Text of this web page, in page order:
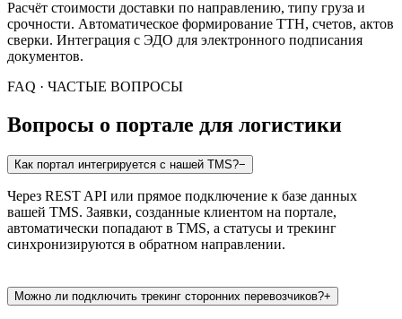
Расчёт стоимости доставки по направлению, типу груза и
срочности. Автоматическое формирование ТТН, счетов, актов
сверки. Интеграция с ЭДО для электронного подписания
документов.
FAQ · ЧАСТЫЕ ВОПРОСЫ
Вопросы о портале для логистики
Как портал интегрируется с нашей TMS?−
Через REST API или прямое подключение к базе данных
вашей TMS. Заявки, созданные клиентом на портале,
автоматически попадают в TMS, а статусы и трекинг
синхронизируются в обратном направлении.
Можно ли подключить трекинг сторонних перевозчиков?+